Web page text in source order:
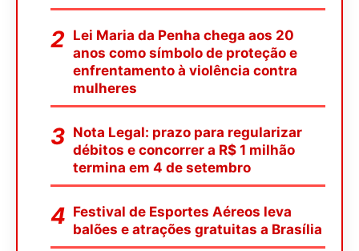
Lei Maria da Penha chega aos 20
anos como símbolo de proteção e
enfrentamento à violência contra
mulheres
Nota Legal: prazo para regularizar
débitos e concorrer a R$ 1 milhão
termina em 4 de setembro
Festival de Esportes Aéreos leva
balões e atrações gratuitas a Brasília